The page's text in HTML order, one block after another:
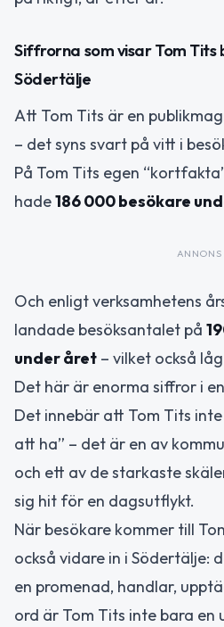
Siffrorna som visar Tom
Södertälje
Att Tom Tits är en
– det syns svart på vitt i
På Tom Tits egen
hade186 000 besökare
ANNONS
Och enligt verksamhetens
landade besöksantalet på
under året – vilket också
Det här är enorma siffror i
Det innebär att Tom Tits
att ha” – det är en av
och ett av de starkaste
sig hit för en dagsutflykt.
När besökare kommer till
också vidare in i Södertälje:
en promenad, handlar,
ord är Tom Tits inte bara en